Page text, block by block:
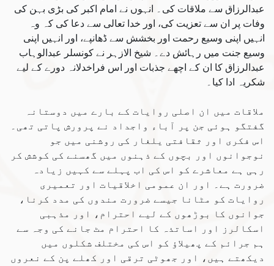
عبدالرزاق سے ملاقات کی۔ انہوں نے امام اکبر کی بڑی بہن کی
وفات پر ان سے تعزیت کی، اور خدا تعالی سے دعا کی کہ وہ
انہیں اپنی وسیع رحمت اور بخشش سے ڈھانپے، اور انہیں اپنی
وسیع جنت میں رہائش دے۔ شیخ الازہر نے کونسلر عبدالوہاب
عبدالرزاق کا ان کے اچھے جذبات اور اس فراخدلانہ دورے کے لیے
شکریہ ادا کیا۔
ملاقات میں ان اصلی روایات کے بارے میں دوستانہ
گفتگو ہوئی جن پر آباء واجداد نے پرورش پاتی تھی۔
اس فکری اور ثقافتی یلغار کی روشنی میں جو
نوجوانوں اور بچوں کے ذہنوں میں گھسنے کی کوشش کر
رہی ہے معاشرے کو اس کی اب پہلے سے کہیں زیادہ
ضرورت ہے۔ اور ان عمومی اخلاقیات اور تعمیری
روایات کو مٹانا جیسے ضرورت مندوں کی مدد کرنا،
جوانوں کا بوڑھوں کے لیے احترام، اور مذہبی
اسکالرز اور اساتذہ کا احترام مٹ جانے کی وجہ سے
ہم جرائم کے پھیلاؤ کو اس کی مختلف شکلوں میں
دیکھتے ہیں، اور جھوٹی ترقی اور کھلے پن کے نعروں